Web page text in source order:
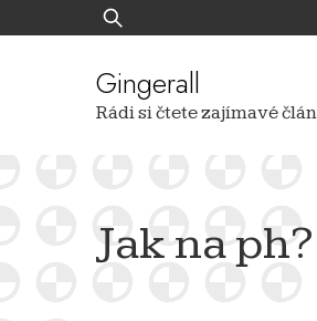
to
Vyhledávání
Gingerall
Rádi si čtete zajímavé
Jak na ph?